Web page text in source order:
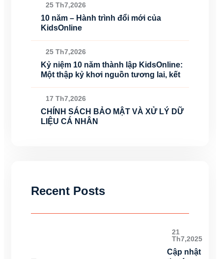
25 Th7,2026
10 năm – Hành trình đổi mới của
KidsOnline
25 Th7,2026
Kỷ niệm 10 năm thành lập KidsOnline:
Một thập kỷ khơi nguồn tương lai, kết
17 Th7,2026
CHÍNH SÁCH BẢO MẬT VÀ XỬ LÝ DỮ
LIỆU CÁ NHÂN
Recent Posts
21
Th7,2025
Cập nhật